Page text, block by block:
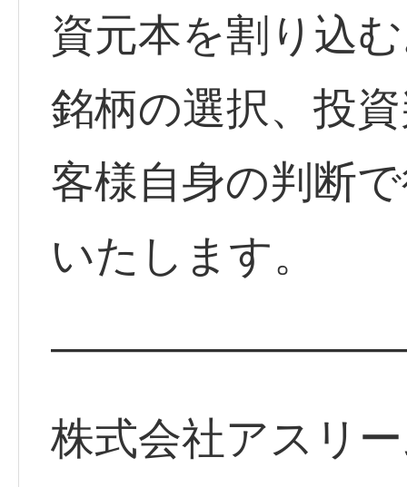
資元本を割り込
銘柄の選択、投
客様自身の判断
いたします。
株式会社アスリ